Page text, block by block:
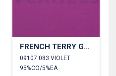
FRENCH TERRY GOTS
09107.083 VIOLET
95%CO/5%EA